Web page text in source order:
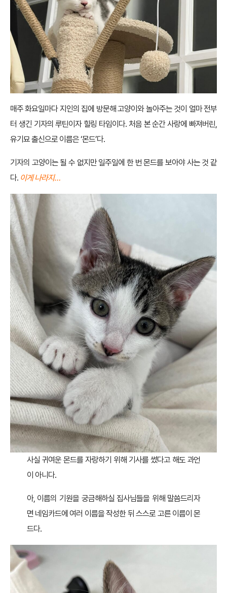
매주 화요일마다 지인의 집에 방문해 고양이와 놀아주는 것이 얼마 전부
터 생긴 기자의 루틴이자 힐링 타임이다. 처음 본 순간 사랑에 빠져버린,
유기묘 출신으로 이름은 ‘몬드’다.
기자의 고양이는 될 수 없지만 일주일에 한 번 몬드를 보아야 사는 것 같
다. 이게 나라지…
사실 귀여운 몬드를 자랑하기 위해 기사를 썼다고 해도 과언
이 아니다.
아, 이름의 기원을 궁금해하실 집사님들을 위해 말씀드리자
면 네임카드에 여러 이름을 작성한 뒤 스스로 고른 이름이 몬
드다.